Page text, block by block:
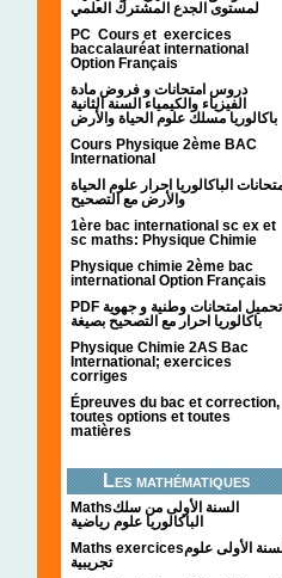
PC Cours et exercices
baccalauréat international
Option Français
دروس امتحانات و فروض مادة
الفيزياء والكيمياء السنة الثانية
باكالوريا مسلك علوم الحياة والأرض
Cours Physique 2ème BAC
International
الباكالوريا احرار علوم الحياة
والأرض مع التصحيح
1ère bac international sc ex et
sc maths: Physique Chimie
Physique chimie 2ème bac
international Option Français
PDF تحميل امتحانات وطنية و جهوية
باكالوريا احرار مع التصحيح بصيغة
Physique Chimie 2AS Bac
International; exercices
corriges
Épreuves du bac et correction,
toutes options et toutes
matières
Les mathématiques
Mathsالسنة الأولى من سلك
الباكالوريا علوم رياضية
Maths exercicesالسنة الأولى علوم
تجريبية